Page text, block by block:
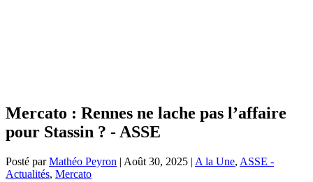
Mercato : Rennes ne lache pas l’affaire
pour Stassin ? - ASSE
Posté parMathéo Peyron | Août 30, 2025 | A la Une, ASSE -
Actualités, Mercato